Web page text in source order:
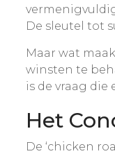
De sleutel tot
Maar wat
winsten te
is de vraag
Het
De ‘chicken